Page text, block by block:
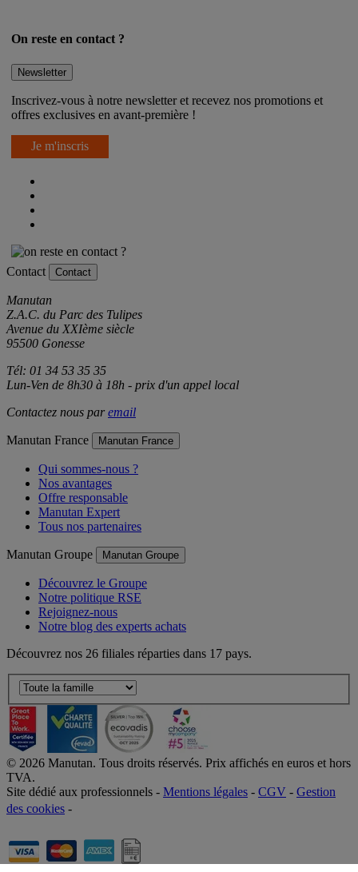
On reste en contact ?
Newsletter
Inscrivez-vous à notre newsletter et recevez nos promotions et
offres exclusives en avant-première !
Je m'inscris
Contact Contact
Manutan
Z.A.C. du Parc des Tulipes
Avenue du XXIème siècle
95500 Gonesse
Tél: 01 34 53 35 35
Lun-Ven de 8h30 à 18h - prix d'un appel local
Contactez nous paremail
Manutan France Manutan France
Qui sommes-nous ?
Nos avantages
Offre responsable
Manutan Expert
Tous nos partenaires
Manutan Groupe Manutan Groupe
Découvrez le Groupe
Notre politique RSE
Rejoignez-nous
Notre blog des experts achats
Découvrez nos 26 filiales réparties dans 17 pays.
© 2026 Manutan. Tous droits réservés. Prix affichés en euros et hors
TVA.
Site dédié aux professionnels - Mentions légales - CGV - Gestion
des cookies -